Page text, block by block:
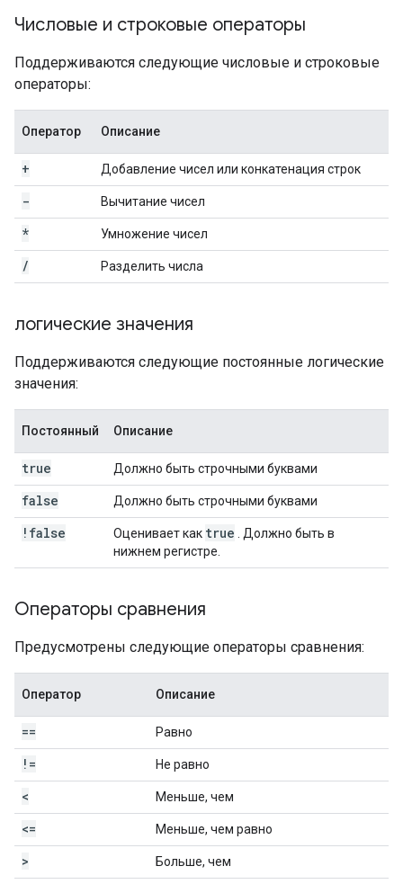
Числовые и строковые операторы
Поддерживаются следующие числовые и строковые
операторы:
Оператор Описание
+ Добавление чисел или конкатенация строк
- Вычитание чисел
* Умножение чисел
/ Разделить числа
логические значения
Поддерживаются следующие постоянные логические
значения:
Постоянный Описание
true Должно быть строчными буквами
false Должно быть строчными буквами
!false Оценивает как true . Должно быть в
нижнем регистре.
Операторы сравнения
Предусмотрены следующие операторы сравнения:
Оператор Описание
== Равно
!= Не равно
< Меньше, чем
<= Меньше, чем равно
> Больше, чем